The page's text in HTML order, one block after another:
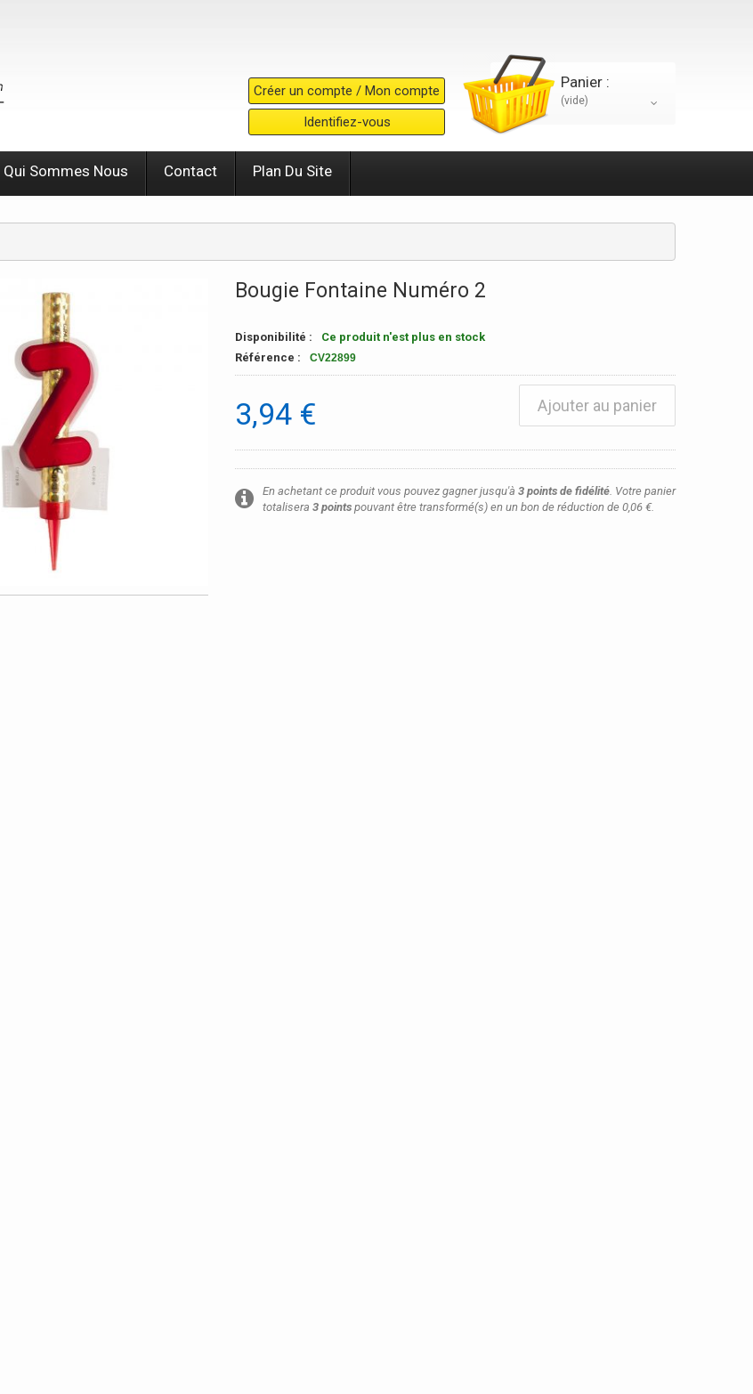
Créer un compte / Mon compte
Identifiez-vous
Panier :
(vide)
Qui Sommes Nous Contact Plan Du Site
Bougie Fontaine Numéro 2
Disponibilité :
Ce produit n'est plus en stock
Référence :
CV22899
3,94 € Ajouter au panier
En achetant ce produit vous pouvez gagner jusqu'à 3 points de fidélité. Votre panier
totalisera 3 points pouvant être transformé(s) en un bon de réduction de 0,06 €.